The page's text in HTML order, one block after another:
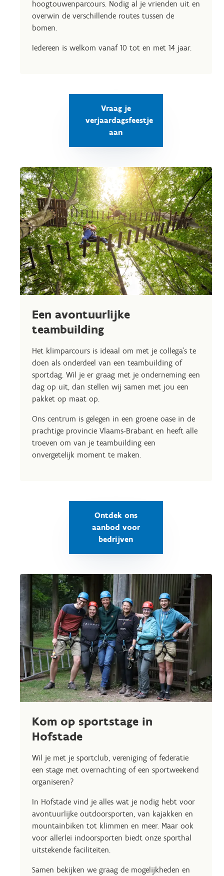
hoogtouwenparcours. Nodig al je vrienden uit en
overwin de verschillende routes tussen de
bomen.
Iedereen is welkom vanaf 10 tot en met 14 jaar.
Vraag je
verjaardagsfeestje
aan
Een avontuurlijke
teambuilding
Het klimparcours is ideaal om met je collega's te
doen als onderdeel van een teambuilding of
sportdag. Wil je er graag met je onderneming een
dag op uit, dan stellen wij samen met jou een
pakket op maat op.
Ons centrum is gelegen in een groene oase in de
prachtige provincie Vlaams-Brabant en heeft alle
troeven om van je teambuilding een
onvergetelijk moment te maken.
Ontdek ons
aanbod voor
bedrijven
Kom op sportstage in
Hofstade
Wil je met je sportclub, vereniging of federatie
een stage met overnachting of een sportweekend
organiseren?
In Hofstade vind je alles wat je nodig hebt voor
avontuurlijke outdoorsporten, van kajakken en
mountainbiken tot klimmen en meer. Maar ook
voor allerlei indoorsporten biedt onze sporthal
uitstekende faciliteiten.
Samen bekijken we graag de mogelijkheden en